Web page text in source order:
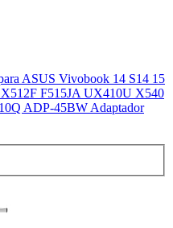
ASUS Vivobook 14 S14 15
F515JA UX410U X540
ADP-45BW Adaptador